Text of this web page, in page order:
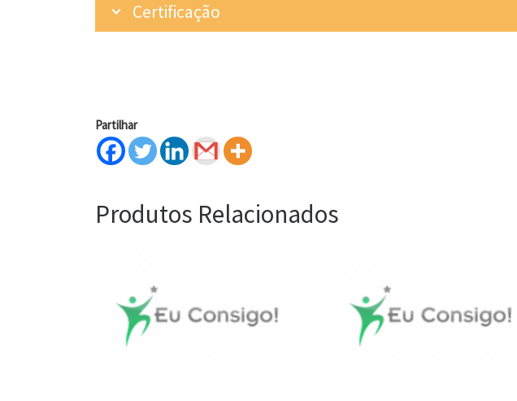
Certificação
Partilhar
Produtos Relacionados